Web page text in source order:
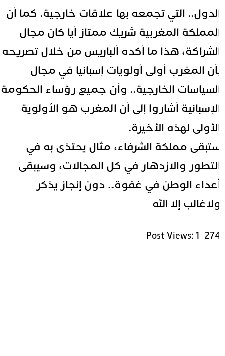
التي تجمعه بها علاقات خارجية. كما أن
المغربية شريك ممتاز أيا كان مجال
هذا ما أكده ألباريس من خلال تصريحه
المغرب أولى أولويات إسبانيا في مجال
الخارجية.. وأن جميع رؤساء الحكومة
أشاروا إلى أن المغرب هو الأولوية
لهذه الأخيرة.
مملكة الشرفاء، مثال يحتذى به في
والازدهار في كل المجالات، وسيبقى
الوطن في غفوة.. دون إنجاز يذكر
إلا الله
Post Views: